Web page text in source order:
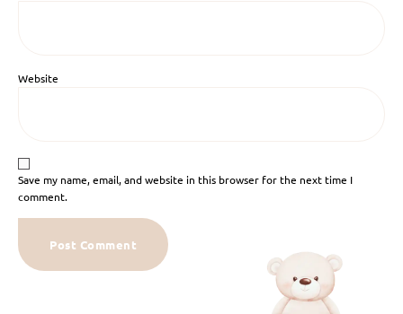
Website
Save my name, email, and website in this browser for the next time I
comment.